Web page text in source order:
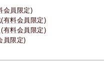
会員限定)
有料会員限定)
有料会員限定)
員限定)